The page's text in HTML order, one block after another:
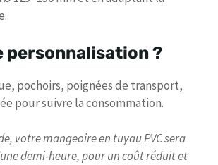
personnalisation ?
pochoirs, poignées de transport,
pour suivre la consommation.
votre mangeoire en tuyau PVC sera
demi-heure, pour un coût réduit et